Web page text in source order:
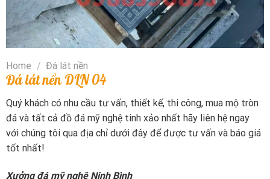
Home / Đá lát nền
Đá lát nền DLN 04
Quý khách có nhu cầu tư vấn, thiết kế, thi công, mua mộ tròn
đá và tất cả đồ đá mỹ nghệ tinh xảo nhất hãy liên hệ ngay
với chúng tôi qua địa chỉ dưới đây để được tư vấn và báo giá
tốt nhất!
Xưởng đá mỹ nghệ Ninh Bình